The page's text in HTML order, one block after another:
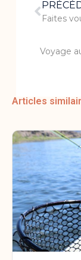
Articles